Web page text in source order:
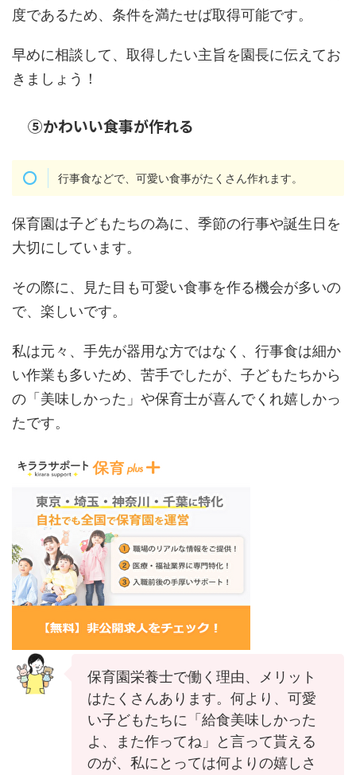
度であるため、条件を満たせば取得可能です。
早めに相談して、取得したい主旨を園長に伝えてお
きましょう！
⑤かわいい食事が作れる
行事食などで、可愛い食事がたくさん作れます。
保育園は子どもたちの為に、季節の行事や誕生日を
大切にしています。
その際に、見た目も可愛い食事を作る機会が多いの
で、楽しいです。
私は元々、手先が器用な方ではなく、行事食は細か
い作業も多いため、苦手でしたが、子どもたちから
の「美味しかった」や保育士が喜んでくれ嬉しかっ
たです。
保育園栄養士で働く理由、メリット
はたくさんあります。何より、可愛
い子どもたちに「給食美味しかった
よ、また作ってね」と言って貰える
のが、私にとっては何よりの嬉しさ